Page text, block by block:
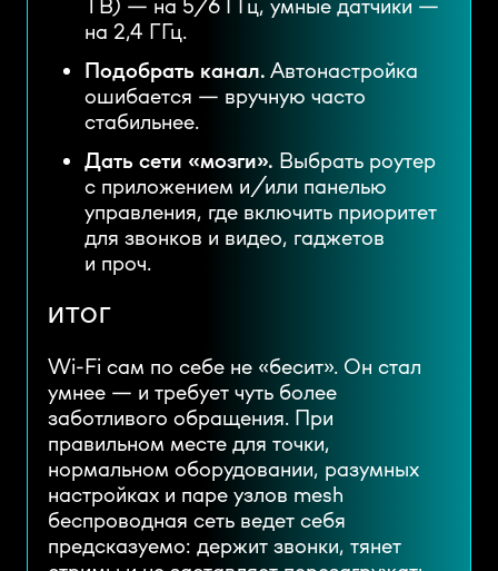
ТВ) — на 5/6 ГГц, умные датчики —
на 2,4 ГГц.
Подобрать канал. Автонастройка
ошибается — вручную часто
стабильнее.
Дать сети «мозги». Выбрать роутер
с приложением и/или панелью
управления, где включить приоритет
для звонков и видео, гаджетов
и проч.
ИТОГ
Wi-Fi сам по себе не «бесит». Он стал
умнее — и требует чуть более
заботливого обращения. При
правильном месте для точки,
нормальном оборудовании, разумных
настройках и паре узлов mesh
беспроводная сеть ведет себя
предсказуемо: держит звонки, тянет